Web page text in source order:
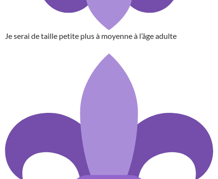
Je serai de taille petite plus à moyenne à l’âge adulte